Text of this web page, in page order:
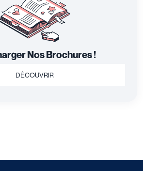
Nos Brochures !
DÉCOUVRIR